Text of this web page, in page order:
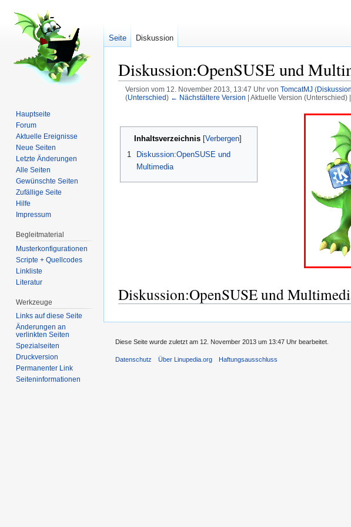
Diskussion:OpenSUSE und
Version vom 12. November 2013, 13:47 Uhr von TomcatMJ (Diskussion
(Unterschied) ← Nächstältere Version | Aktuelle Version
Inhaltsverzeichnis[Verbergen]
1
Diskussion:OpenSUSE und
Multimedia
Diskussion:OpenSUSE und
Seite Diskussion
Hauptseite
Forum
Aktuelle Ereignisse
Neue Seiten
Letzte Änderungen
Alle Seiten
Gewünschte Seiten
Zufällige Seite
Hilfe
Impressum
Begleitmaterial
Musterkonfigurationen
Scripte + Quellcodes
Linkliste
Literatur
Werkzeuge
Links auf diese Seite
Änderungen an
verlinkten Seiten
Spezialseiten
Druckversion
Permanenter Link
Seiten­informationen
Diese Seite wurde zuletzt am 12. November 2013 um 13:47 Uhr bearbeitet.
Datenschutz Über Linupedia.org Haftungsausschluss